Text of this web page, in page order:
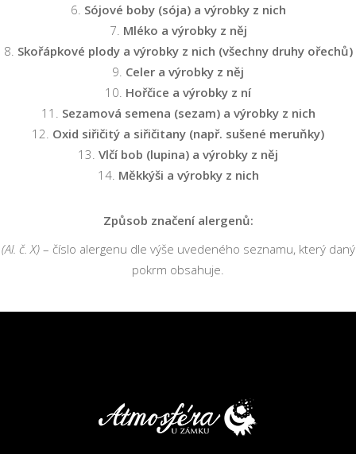
Sójové boby (sója) a výrobky z nich
Mléko a výrobky z něj
Skořápkové plody a výrobky z nich (všechny druhy ořechů)
Celer a výrobky z něj
Hořčice a výrobky z ní
Sezamová semena (sezam) a výrobky z nich
Oxid siřičitý a siřičitany (např. sušené meruňky)
Vlčí bob (lupina) a výrobky z něj
Měkkýši a výrobky z nich
Způsob značení alergenů:
(Al. č. X)– číslo alergenu dle výše uvedeného seznamu, který daný
pokrm obsahuje.